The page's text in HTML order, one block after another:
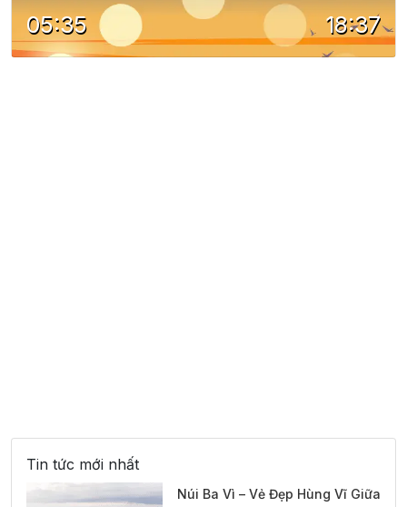
05:35 18:37
Tin tức mới nhất
Núi Ba Vì – Vẻ Đẹp Hùng Vĩ Giữa